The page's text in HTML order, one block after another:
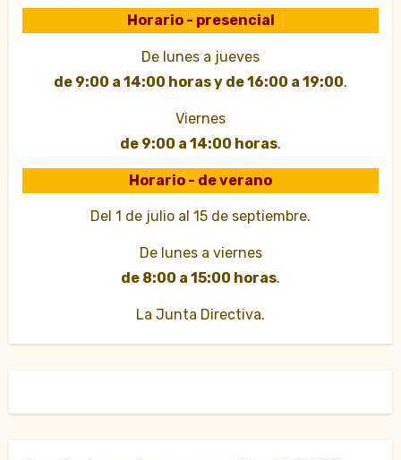
Horario - presencial
De lunes a jueves
de 9:00 a 14:00 horas y de 16:00 a 19:00.
Viernes
de 9:00 a 14:00 horas.
Horario - de verano
Del 1 de julio al 15 de septiembre.
De lunes a viernes
de 8:00 a 15:00 horas.
La Junta Directiva.